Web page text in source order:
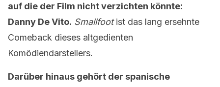
auf die der Film nicht verzichten könnte:
Danny De Vito. Smallfootist das lang ersehnte
Comeback dieses altgedienten
Komödiendarstellers.
Darüber hinaus gehört der spanische